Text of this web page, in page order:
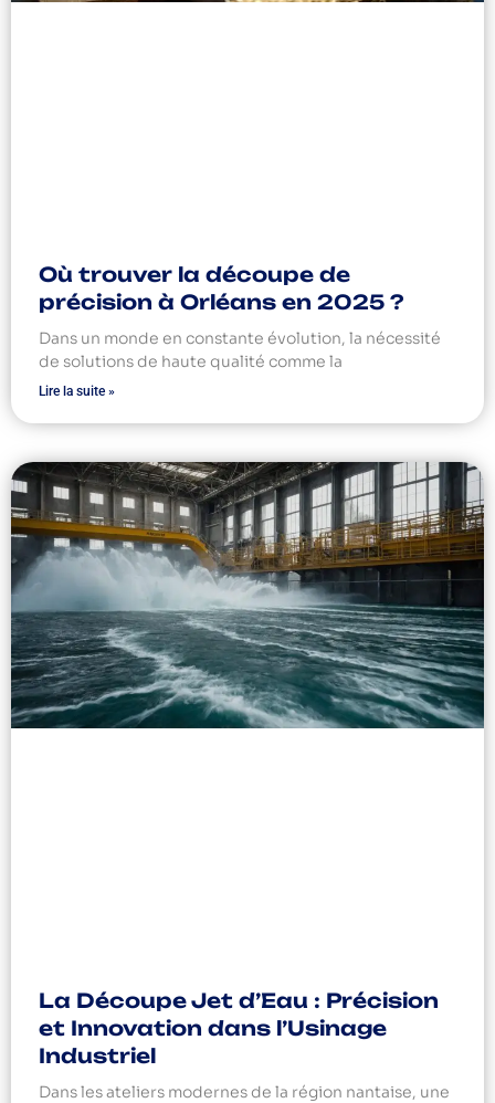
Où trouver la découpe de
précision à Orléans en 2025 ?
Dans un monde en constante évolution, la nécessité
de solutions de haute qualité comme la
Lire la suite »
La Découpe Jet d’Eau : Précision
et Innovation dans l’Usinage
Industriel
Dans les ateliers modernes de la région nantaise, une